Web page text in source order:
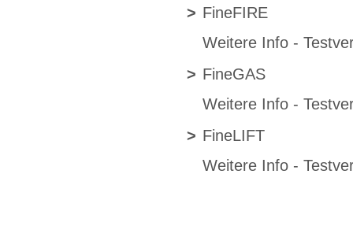
> FineFIRE
Weitere Info -
> FineGAS
Weitere Info -
> FineLIFT
Weitere Info -